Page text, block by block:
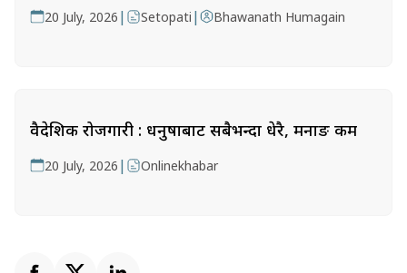
20 July, 2026 | Setopati | Bhawanath Humagain
वैदेशिक रोजगारी : धनुषाबाट सबैभन्दा धेरै, मनाङ कम
20 July, 2026 | Onlinekhabar